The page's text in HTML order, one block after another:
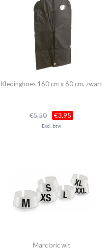
Kledinghoes 160 cm x 60 cm, zwart
€5,50 €3,95
Excl. btw
Marc bric wit